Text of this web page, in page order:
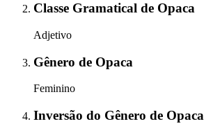
Classe Gramatical de Opaca
Adjetivo
Gênero de Opaca
Feminino
Inversão do Gênero de Opaca